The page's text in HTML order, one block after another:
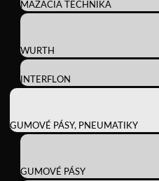
MAZACIA TECHNIKA
WURTH
INTERFLON
GUMOVÉ PÁSY, PNEUMATIKY
GUMOVÉ PÁSY